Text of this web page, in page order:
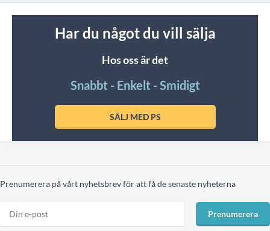
Har du något du vill sälja
Hos oss är det
Snabbt - Enkelt - Smidigt
SÄLJ MED PS
Prenumerera på vårt nyhetsbrev för att få de senaste nyheterna
Prenumerera